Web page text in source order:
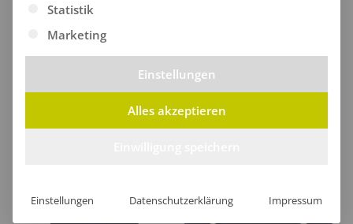
Kombi Produkte
Statistik
Marketing
Einstellungen
Alles akzeptieren
Einstellungen Datenschutzerklärung Impressum